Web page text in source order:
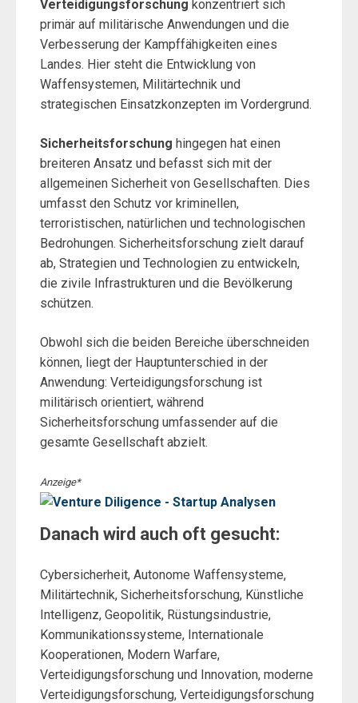
Verteidigungsforschung konzentriert sich
primär auf militärische Anwendungen und die
Verbesserung der Kampffähigkeiten eines
Landes. Hier steht die Entwicklung von
Waffensystemen, Militärtechnik und
strategischen Einsatzkonzepten im Vordergrund.
Sicherheitsforschung hingegen hat einen
breiteren Ansatz und befasst sich mit der
allgemeinen Sicherheit von Gesellschaften. Dies
umfasst den Schutz vor kriminellen,
terroristischen, natürlichen und technologischen
Bedrohungen. Sicherheitsforschung zielt darauf
ab, Strategien und Technologien zu entwickeln,
die zivile Infrastrukturen und die Bevölkerung
schützen.
Obwohl sich die beiden Bereiche überschneiden
können, liegt der Hauptunterschied in der
Anwendung: Verteidigungsforschung ist
militärisch orientiert, während
Sicherheitsforschung umfassender auf die
gesamte Gesellschaft abzielt.
Anzeige*
Danach wird auch oft gesucht:
Cybersicherheit, Autonome Waffensysteme,
Militärtechnik, Sicherheitsforschung, Künstliche
Intelligenz, Geopolitik, Rüstungsindustrie,
Kommunikationssysteme, Internationale
Kooperationen, Modern Warfare,
Verteidigungsforschung und Innovation, moderne
Verteidigungsforschung, Verteidigungsforschung